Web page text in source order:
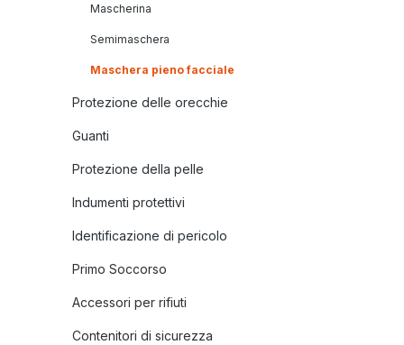
Mascherina
Semimaschera
Maschera pieno facciale
Protezione delle orecchie
Guanti
Protezione della pelle
Indumenti protettivi
Identificazione di pericolo
Primo Soccorso
Accessori per rifiuti
Contenitori di sicurezza